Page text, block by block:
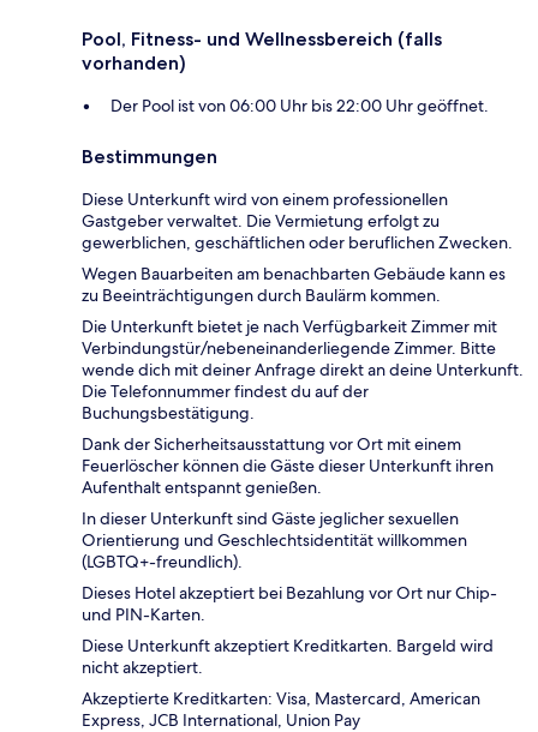
Pool, Fitness- und Wellnessbereich (falls
vorhanden)
Der Pool ist von 06:00 Uhr bis 22:00 Uhr geöffnet.
Bestimmungen
Diese Unterkunft wird von einem professionellen
Gastgeber verwaltet. Die Vermietung erfolgt zu
gewerblichen, geschäftlichen oder beruflichen Zwecken.
Wegen Bauarbeiten am benachbarten Gebäude kann es
zu Beeinträchtigungen durch Baulärm kommen.
Die Unterkunft bietet je nach Verfügbarkeit Zimmer mit
Verbindungstür/nebeneinanderliegende Zimmer. Bitte
wende dich mit deiner Anfrage direkt an deine Unterkunft.
Die Telefonnummer findest du auf der
Buchungsbestätigung.
Dank der Sicherheitsausstattung vor Ort mit einem
Feuerlöscher können die Gäste dieser Unterkunft ihren
Aufenthalt entspannt genießen.
In dieser Unterkunft sind Gäste jeglicher sexuellen
Orientierung und Geschlechtsidentität willkommen
(LGBTQ+-freundlich).
Dieses Hotel akzeptiert bei Bezahlung vor Ort nur Chip-
und PIN-Karten.
Diese Unterkunft akzeptiert Kreditkarten. Bargeld wird
nicht akzeptiert.
Akzeptierte Kreditkarten: Visa, Mastercard, American
Express, JCB International, Union Pay